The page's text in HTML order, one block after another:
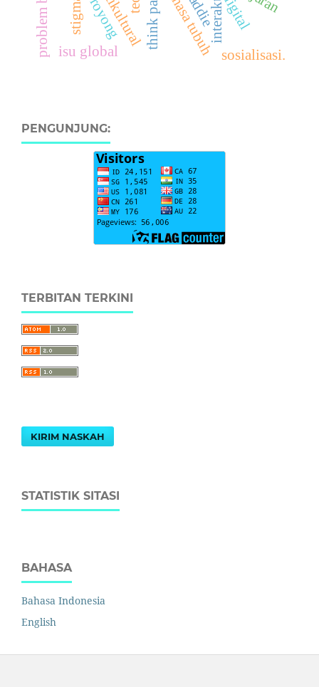
interaktif
isu global bahasa tubuh
stigma digital
sosialisasi.
PENGUNJUNG:
TERBITAN TERKINI
KIRIM NASKAH
STATISTIK SITASI
BAHASA
Bahasa Indonesia
English